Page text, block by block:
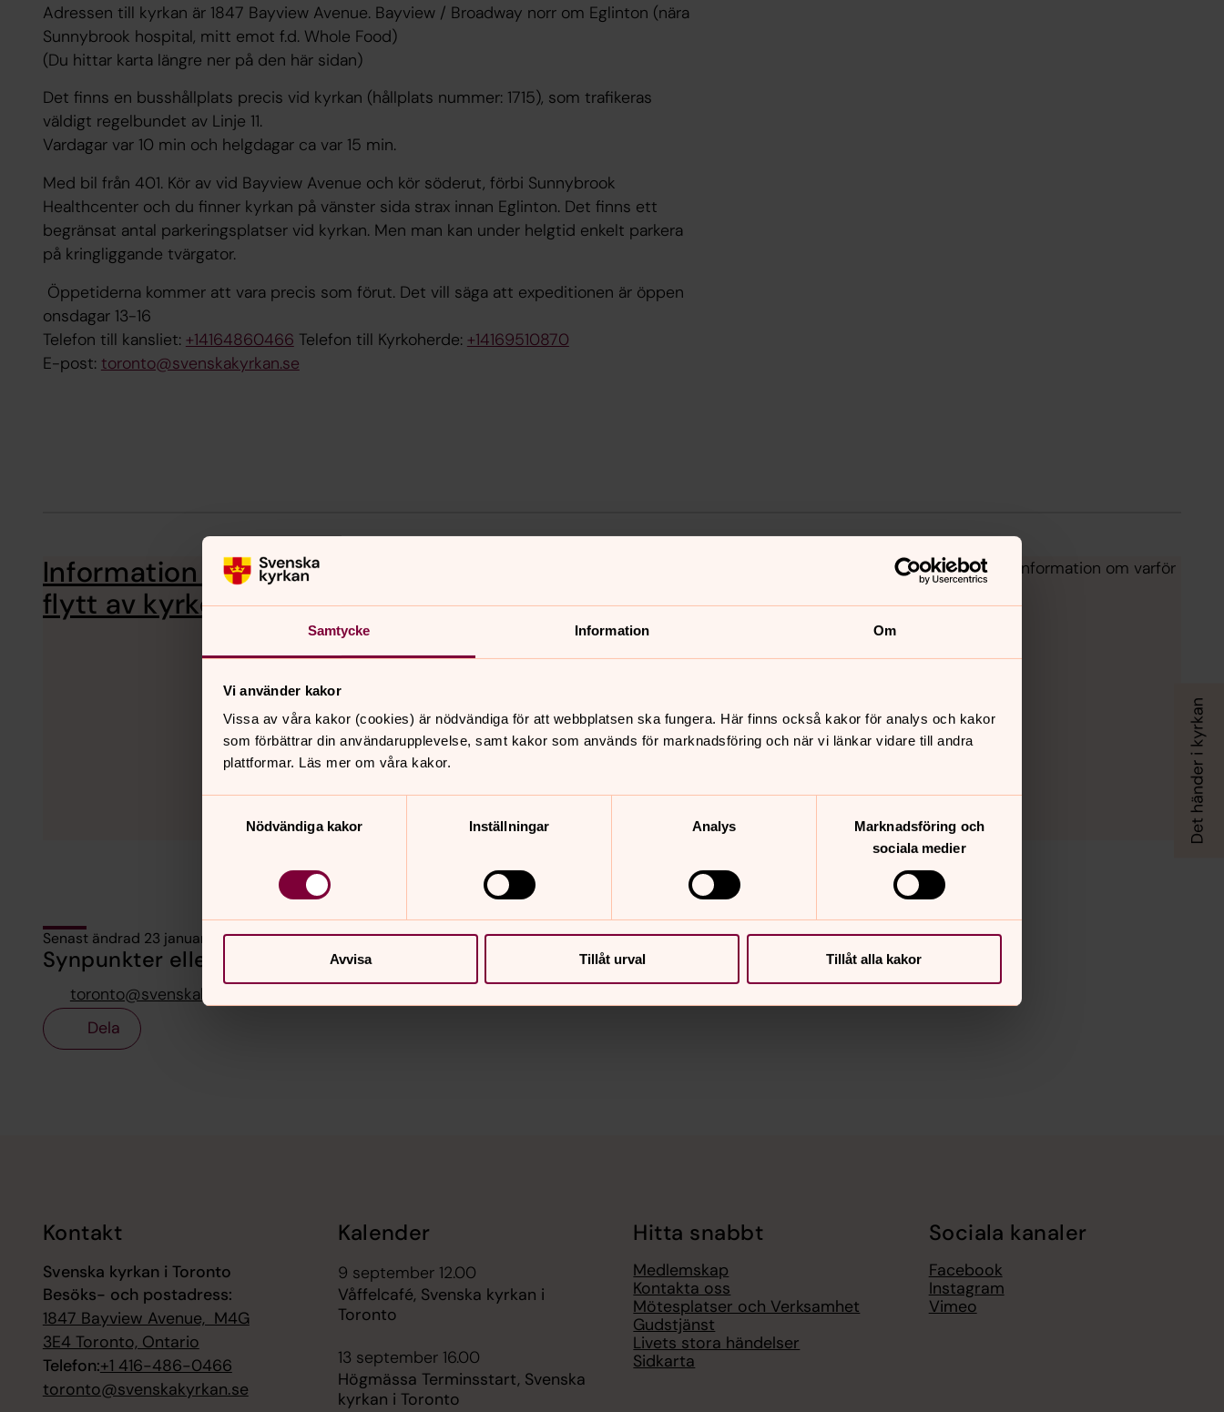
Samtycke Information Om
Vi använder kakor
Vissa av våra kakor (cookies) är nödvändiga för att webbplatsen ska fungera. Här finns också kakor för analys och kakor
som förbättrar din användarupplevelse, samt kakor som används för marknadsföring och när vi länkar vidare till andra
plattformar. Läs mer om våra kakor.
Nödvändiga kakor
Inställningar Analys
Marknadsföring och
sociala medier
Avvisa Tillåt urval Tillåt alla kakor
Adressen till kyrkan är 1847 Bayview Avenue. Bayview / Broadway norr om Eglinton (nära
Sunnybrook hospital, mitt emot f.d. Whole Food)
(Du hittar karta längre ner på den här sidan)
Det finns en busshållplats precis vid kyrkan (hållplats nummer: 1715), som trafikeras
väldigt regelbundet av Linje 11.
Vardagar var 10 min och helgdagar ca var 15 min.
Med bil från 401. Kör av vid Bayview Avenue och kör söderut, förbi Sunnybrook
Healthcenter och du finner kyrkan på vänster sida strax innan Eglinton. Det finns ett
begränsat antal parkeringsplatser vid kyrkan. Men man kan under helgtid enkelt parkera
på kringliggande tvärgator.
Öppetiderna kommer att vara precis som förut. Det vill säga att expeditionen är öppen
onsdagar 13-16
Telefon till kansliet: +14164860466 Telefon till Kyrkoherde: +14169510870
E-post: toronto@svenskakyrkan.se
Information och bakgrund angående
flytt av kyrkolokal
1 Oktober bytte Svenska kyrkan i Toronto lokal. Här vill vi ge information om varför
Senast ändrad 23 januari 2026
Synpunkter eller frågor på sidans innehåll?
toronto@svenskakyrkan.se
Dela
Kontakt
Svenska kyrkan i Toronto
Besöks- och postadress:
1847 Bayview Avenue, M4G
3E4 Toronto, Ontario
Telefon:+1 416-486-0466
toronto@svenskakyrkan.se
Kalender
9 september 12.00
Våffelcafé, Svenska kyrkan i
Toronto
13 september 16.00
Högmässa Terminsstart, Svenska
kyrkan i Toronto
Hitta snabbt
Medlemskap
Kontakta oss
Mötesplatser och Verksamhet
Gudstjänst
Livets stora händelser
Sidkarta
Sociala kanaler
Facebook
Instagram
Vimeo